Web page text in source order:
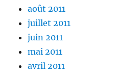
août 2011
juillet 2011
juin 2011
mai 2011
avril 2011